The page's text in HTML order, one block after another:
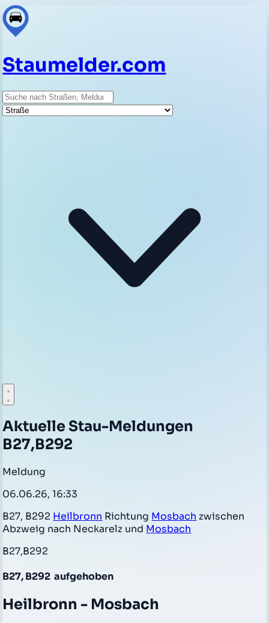
Staumelder.com
Suche
Straße
Aktuelle Stau-Meldungen
B27,B292
Meldung
06.06.26, 16:33
B27, B292 Heilbronn Richtung Mosbach zwischen
Abzweig nach Neckarelz und Mosbach
B27,B292
B27, B292 aufgehoben
Heilbronn - Mosbach